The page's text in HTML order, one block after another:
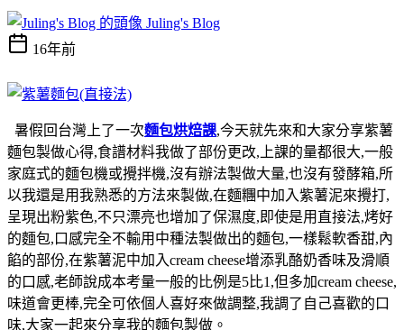
Juling's Blog
16年前
暑假回台灣上了一次麵包烘焙課,今天就先來和大家分享紫薯
麵包製做心得,食譜材料我做了部份更改,上課的量都很大,一般
家庭式的麵包機或攪拌機,沒有辦法製做大量,也沒有發酵箱,所
以我還是用我熟悉的方法來製做,在麵糰中加入紫薯泥來攪打,
呈現出粉紫色,不只漂亮也增加了保濕度,即使是用直接法,烤好
的麵包,口感完全不輸用中種法製做出的麵包,一樣鬆軟香甜,內
餡的部份,在紫薯泥中加入cream cheese增添乳酪奶香味及滑順
的口感,老師說成本考量一般的比例是5比1,但多加cream cheese,
味道會更棒,完全可依個人喜好來做調整,我調了自己喜歡的口
味,大家一起來分享我的麵包製做。